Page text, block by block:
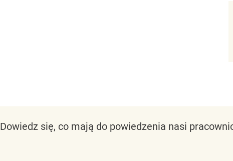
Dowiedz się, co mają do powiedzenia nasi